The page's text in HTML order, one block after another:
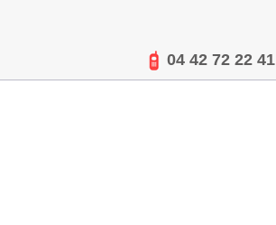
04 42 72 22 41